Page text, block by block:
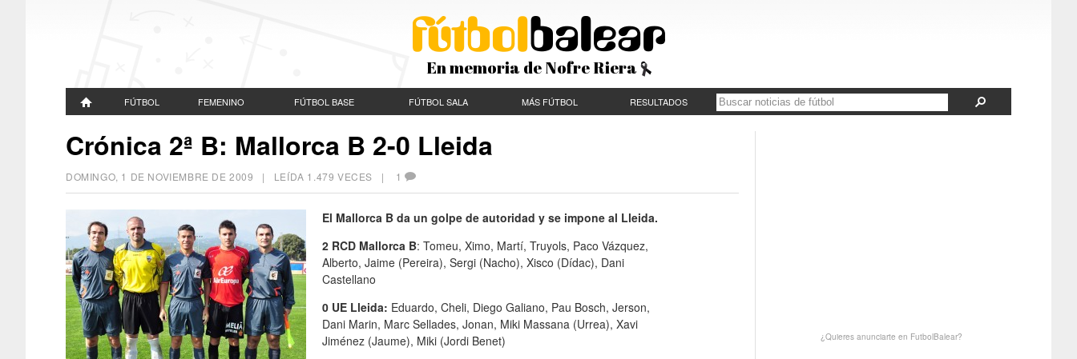
En memoria de Nofre Riera
FÚTBOL FEMENINO FÚTBOL BASE FÚTBOL SALA MÁS FÚTBOL RESULTADOS
Crónica 2ª B: Mallorca B 2-0 Lleida
DOMINGO, 1 DE NOVIEMBRE DE 2009 | LEÍDA 1.479 VECES | 1
El Mallorca B da un golpe de autoridad y se impone al Lleida.
2 RCD Mallorca B: Tomeu, Ximo, Martí, Truyols, Paco Vázquez,
Alberto, Jaime (Pereira), Sergi (Nacho), Xisco (Dídac), Dani
Castellano
0 UE Lleida: Eduardo, Cheli, Diego Galiano, Pau Bosch, Jerson,
Dani Marin, Marc Sellades, Jonan, Miki Massana (Urrea), Xavi
Jiménez (Jaume), Miki (Jordi Benet)
¿Quieres anunciarte en FutbolBalear?